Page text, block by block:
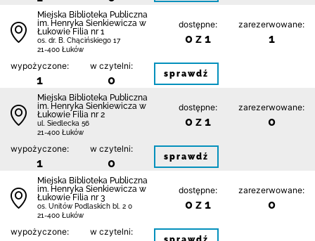
Miejska Biblioteka Publiczna
im. Henryka Sienkiewicza w
Łukowie Filia nr 1
os. dr. B. Chącińskiego 17
21-400 Łuków
dostępne:
0 z 1
zarezerwowane:
1
wypożyczone:
1
w czytelni:
0 sprawdź
Miejska Biblioteka Publiczna
im. Henryka Sienkiewicza w
Łukowie Filia nr 2
ul. Siedlecka 56
21-400 Łuków
dostępne:
0 z 1
zarezerwowane:
0
wypożyczone:
1
w czytelni:
0 sprawdź
Miejska Biblioteka Publiczna
im. Henryka Sienkiewicza w
Łukowie Filia nr 3
os. Unitów Podlaskich bl. 2 0
21-400 Łuków
dostępne:
0 z 1
zarezerwowane:
0
wypożyczone: w czytelni: